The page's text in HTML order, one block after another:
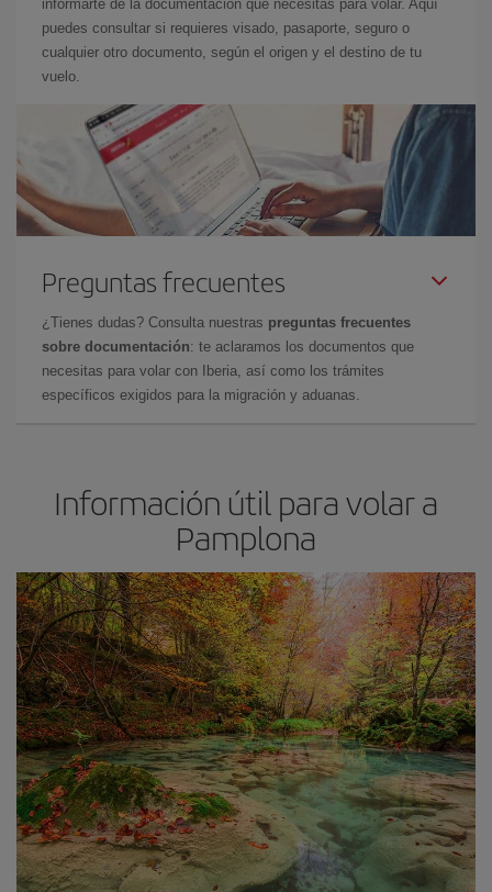
informarte de la documentación que necesitas para volar. Aquí
puedes consultar si requieres visado, pasaporte, seguro o
cualquier otro documento, según el origen y el destino de tu
vuelo.
Preguntas frecuentes
¿Tienes dudas? Consulta nuestras preguntas frecuentes
sobre documentación: te aclaramos los documentos que
necesitas para volar con Iberia, así como los trámites
específicos exigidos para la migración y aduanas.
Información útil para volar a
Pamplona